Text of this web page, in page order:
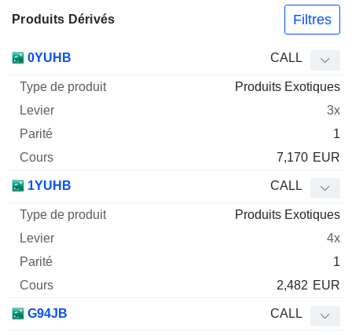
Produits Dérivés Filtres
Mnemo Type produit
Cours
0YUHB CALL
Produits Exotiques
3x
1
7,170 EUR
1YUHB CALL
Produits Exotiques
4x
1
2,482 EUR
G94JB CALL